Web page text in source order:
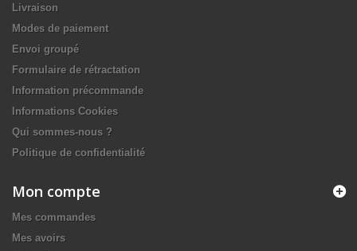
Livraison
Modes de paiement
Envoi groupé
Formulaire de rétractation
Information précommande
Informations Cookies
Qui sommes-nous ?
Politique de confidentialité
Mon compte
Mes commandes
Mes avoirs